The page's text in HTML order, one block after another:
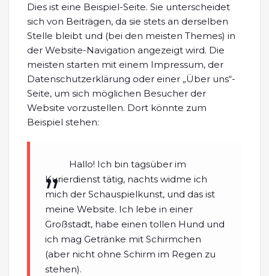
Dies ist eine Beispiel-Seite. Sie unterscheidet
sich von Beiträgen, da sie stets an derselben
Stelle bleibt und (bei den meisten Themes) in
der Website-Navigation angezeigt wird. Die
meisten starten mit einem Impressum, der
Datenschutzerklärung oder einer „Über uns“-
Seite, um sich möglichen Besucher der
Website vorzustellen. Dort könnte zum
Beispiel stehen:
Hallo! Ich bin tagsüber im
Kurierdienst tätig, nachts widme ich
mich der Schauspielkunst, und das ist
meine Website. Ich lebe in einer
Großstadt, habe einen tollen Hund und
ich mag Getränke mit Schirmchen
(aber nicht ohne Schirm im Regen zu
stehen).